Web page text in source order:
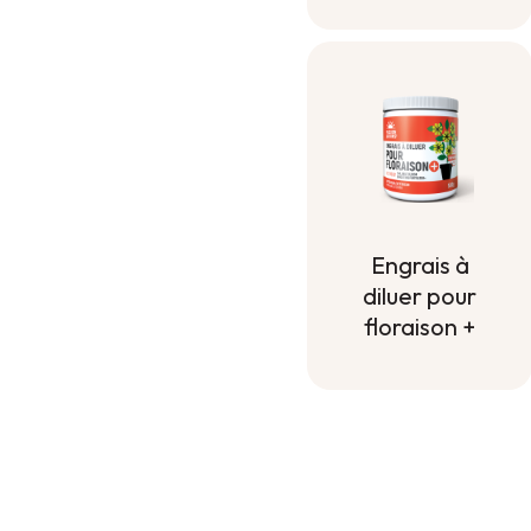
Engrais à
diluer pour
floraison +